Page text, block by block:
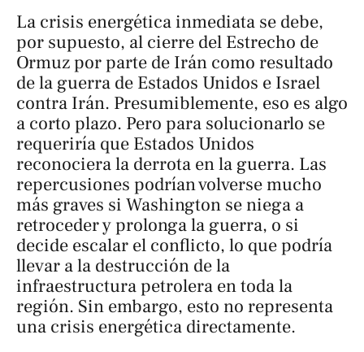
La crisis energética inmediata se debe,
por supuesto, al cierre del Estrecho de
Ormuz por parte de Irán como resultado
de la guerra de Estados Unidos e Israel
contra Irán. Presumiblemente, eso es algo
a corto plazo. Pero para solucionarlo se
requeriría que Estados Unidos
reconociera la derrota en la guerra. Las
repercusiones podrían volverse mucho
más graves si Washington se niega a
retroceder y prolonga la guerra, o si
decide escalar el conflicto, lo que podría
llevar a la destrucción de la
infraestructura petrolera en toda la
región. Sin embargo, esto no representa
una crisis energética directamente.